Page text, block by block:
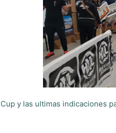
y las ultimas indicaciones